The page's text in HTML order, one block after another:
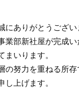
ありがとうござい
部新社屋が完成い
いります。
努力を重ねる所存
上げます。